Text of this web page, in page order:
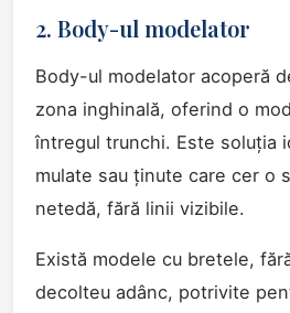
2. Body-ul modelator
Body-ul modelator acoperă
zona inghinală, oferind o
întregul trunchi. Este soluția
mulate sau ținute care cer o
netedă, fără linii vizibile.
Există modele cu bretele,
decolteu adânc, potrivite